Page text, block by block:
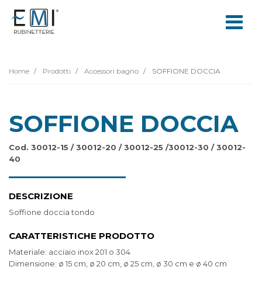
Home Prodotti Accessori bagno SOFFIONE DOCCIA
SOFFIONE DOCCIA
Cod. 30012-15 / 30012-20 / 30012-25 /30012-30 / 30012-
40
DESCRIZIONE
Soffione doccia tondo
CARATTERISTICHE PRODOTTO
Materiale: acciaio inox 201 o 304
Dimensione: ø 15 cm, ø 20 cm, ø 25 cm, ø 30 cm e ø 40 cm